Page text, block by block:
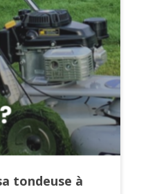
tondeuse à